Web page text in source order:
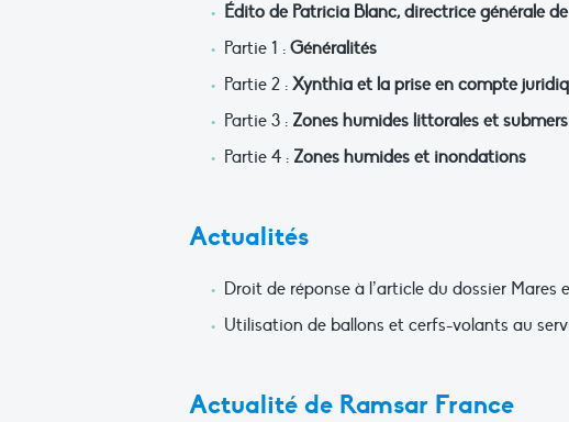
Édito de Patricia Blanc, directrice générale
Partie 1 : Généralités
Partie 2 : Xynthia et la prise en compte
Partie 3 : Zones humides littorales et
Partie 4 : Zones humides et inondations
Actualités
Droit de réponse à l’article du dossier Mares
Utilisation de ballons et cerfs-volants au
Actualité de Ramsar France